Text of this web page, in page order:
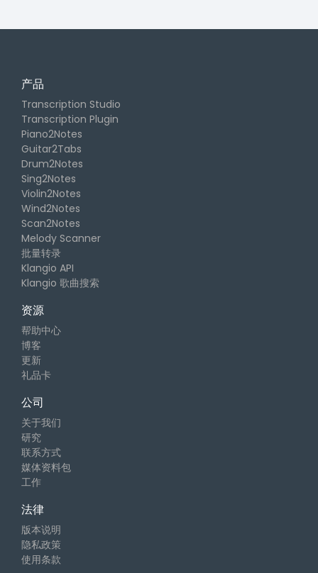
产品
Transcription Studio
Transcription Plugin
Piano2Notes
Guitar2Tabs
Drum2Notes
Sing2Notes
Violin2Notes
Wind2Notes
Scan2Notes
Melody Scanner
批量转录
Klangio API
Klangio 歌曲搜索
资源
帮助中心
博客
更新
礼品卡
公司
关于我们
研究
联系方式
媒体资料包
工作
法律
版本说明
隐私政策
使用条款